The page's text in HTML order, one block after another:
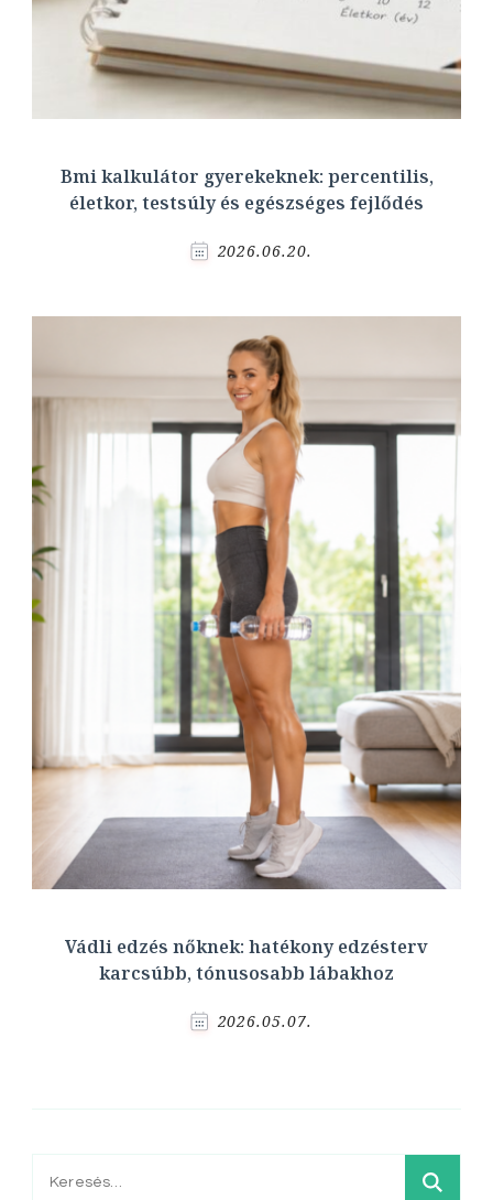
Bmi kalkulátor gyerekeknek: percentilis,
életkor, testsúly és egészséges fejlődés
2026.06.20.
Vádli edzés nőknek: hatékony edzésterv
karcsúbb, tónusosabb lábakhoz
2026.05.07.
Keresés: